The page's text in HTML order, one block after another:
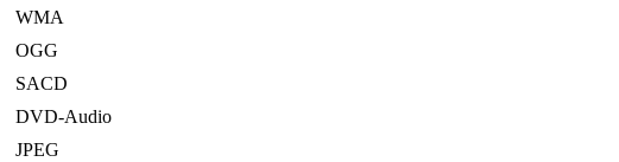
WMA
OGG
SACD
DVD-Audio
JPEG